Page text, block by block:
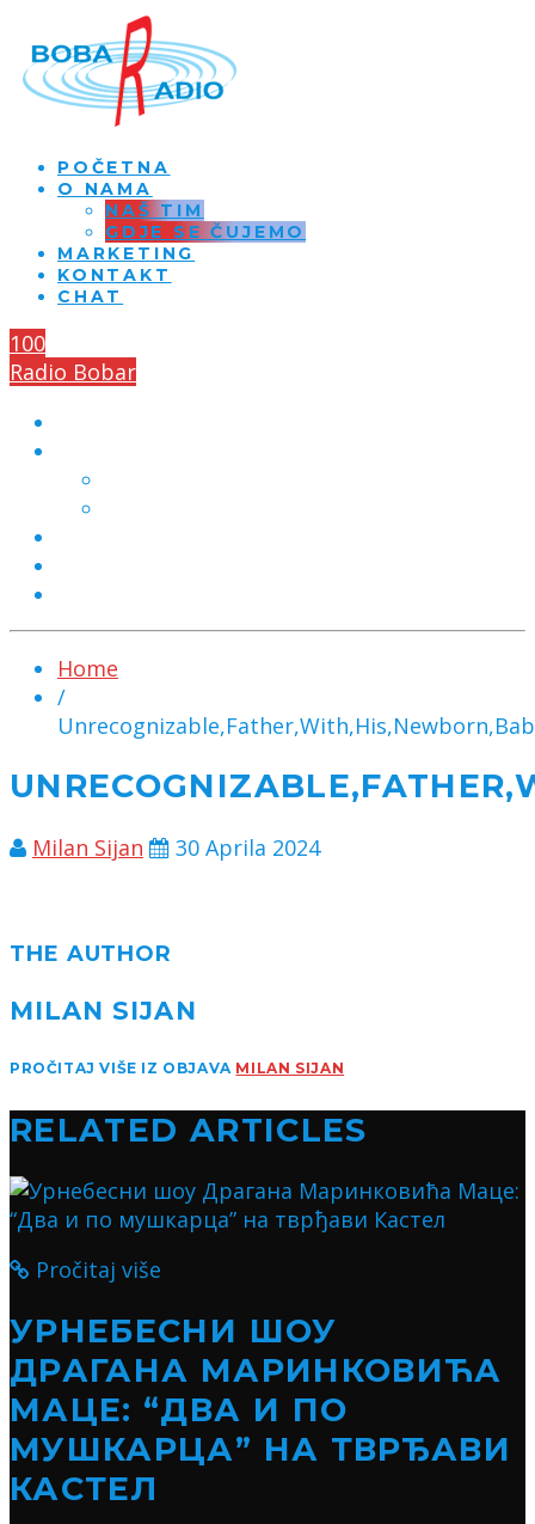
POČETNA
O NAMA
NAŠ TIM
GDJE SE ČUJEMO
MARKETING
KONTAKT
CHAT
100
Radio Bobar
Home
/
Milan Sijan 30 Aprila 2024
THE AUTHOR
MILAN SIJAN
PROČITAJ VIŠE IZ OBJAVA MILAN SIJAN
RELATED ARTICLES
Pročitaj više
УРНЕБЕСНИ ШОУ
ДРАГАНА МАРИНКОВИЋА
МАЦЕ: “ДВА И ПО
МУШКАРЦА” НА ТВРЂАВИ
КАСТЕЛ